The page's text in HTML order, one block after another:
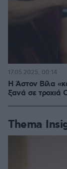
Η Άστον Βίλα
ξανά σε τροχιά
17.05.2025, 00:14
Thema